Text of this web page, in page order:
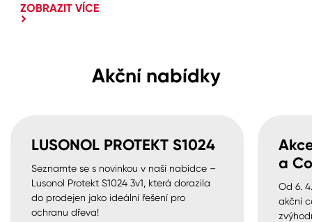
ZOBRAZIT VÍCE
Akční nabídky
LUSONOL PROTEKT S1024
Seznamte se s novinkou v naší nabídce –
Lusonol Protekt S1024 3v1, která dorazila
do prodejen jako ideální řešení pro
ochranu dřeva!
a
Od 6.
akční